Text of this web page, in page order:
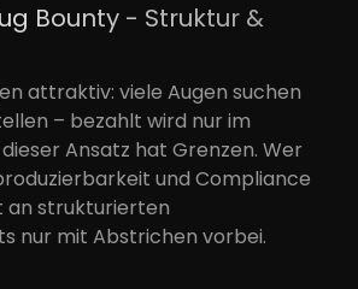
Bounty - Struktur &
attraktiv: viele Augen suchen
– bezahlt wird nur im
Ansatz hat Grenzen. Wer
und Compliance
an strukturierten
nur mit Abstrichen vorbei.‍